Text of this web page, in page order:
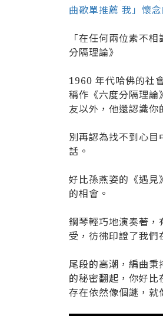
曲歌單推薦 我」懷
「在任何兩位素不
分隔理論》
1960 年代哈佛的社
稱作《六度分隔理論
友以外，他還認識你
別再認為找不到心
話。
好比孫燕姿的《遇
的相會。
鋼琴輕巧地演奏著
受，彷彿印證了我
尾段的高潮，編曲
的秘密翻起，你好
存在依然像個謎，